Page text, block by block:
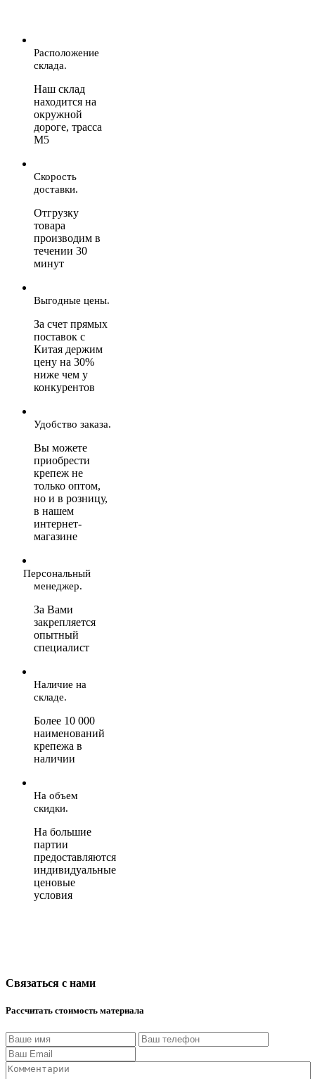
Расположение
склада.
Наш склад
находится на
окружной
дороге, трасса
М5
Скорость
доставки.
Отгрузку
товара
производим в
течении 30
минут
Выгодные цены.
За счет прямых
поставок с
Китая держим
цену на 30%
ниже чем у
конкурентов
Удобство заказа.
Вы можете
приобрести
крепеж не
только оптом,
но и в розницу,
в нашем
интернет-
магазине
Персональный
менеджер.
За Вами
закрепляется
опытный
специалист
Наличие на
складе.
Более 10 000
наименований
крепежа в
наличии
На объем
скидки.
На большие
партии
предоставляются
индивидуальные
ценовые
условия
Связаться с нами
Рассчитать стоимость материала